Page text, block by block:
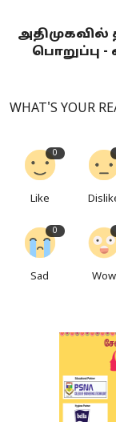
அதிமுகவில்
பொறுப்பு -
WHAT'S YOUR
0
Like
0
Sad Wow